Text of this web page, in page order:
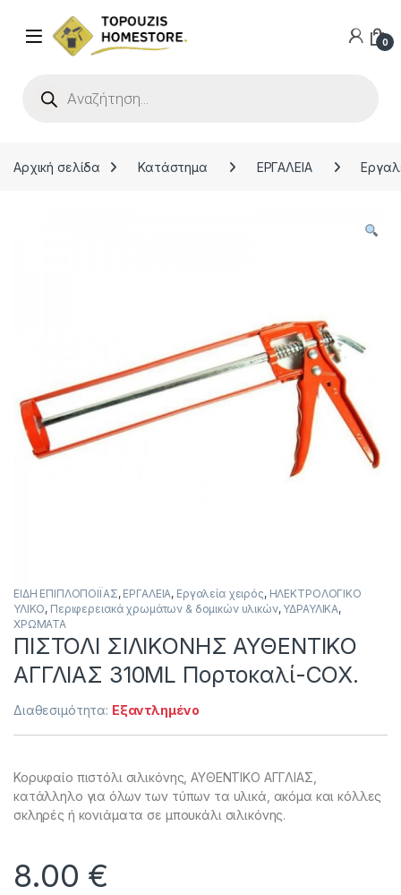
0
Αρχική σελίδα Κατάστημα ΕΡΓΑΛΕΙΑ
ΕΙΔΗ ΕΠΙΠΛΟΠΟΙΪΑΣ, ΕΡΓΑΛΕΙΑ, Εργαλεία χειρός, ΗΛΕΚΤΡΟΛΟΓΙΚΟ
ΥΛΙΚΟ, Περιφερειακά χρωμάτων & δομικών υλικών, ΥΔΡΑΥΛΙΚΑ,
ΧΡΩΜΑΤΑ
ΠΙΣΤΟΛΙ ΣΙΛΙΚΟΝΗΣ ΑΥΘΕΝΤΙΚΟ
ΑΓΓΛΙΑΣ 310ML Πορτοκαλί-COX.
Διαθεσιμότητα: Εξαντλημένο
Κορυφαίο πιστόλι σιλικόνης, ΑΥΘΕΝΤΙΚΟ ΑΓΓΛΙΑΣ,
κατάλληλο για όλων των τύπων τα υλικά, ακόμα και κόλλες
σκληρές ή κονιάματα σε μπουκάλι σιλικόνης.
8.00 €